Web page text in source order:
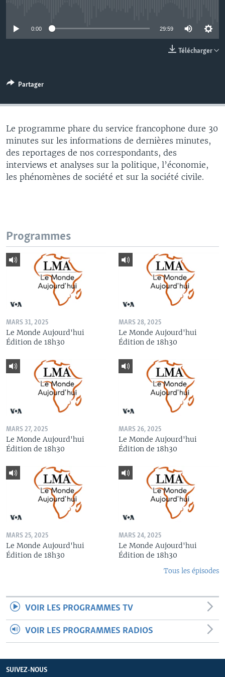
0:00 29:59
Télécharger
Partager
Le programme phare du service francophone dure 30
minutes sur les informations de dernières minutes,
des reportages de nos correspondants, des
interviews et analyses sur la politique, l’économie,
les phénomènes de société et sur la société civile.
Programmes
MARS 31, 2025
Le Monde Aujourd'hui
Édition de 18h30
MARS 28, 2025
Le Monde Aujourd'hui
Édition de 18h30
MARS 27, 2025
Le Monde Aujourd'hui
Édition de 18h30
MARS 26, 2025
Le Monde Aujourd'hui
Édition de 18h30
MARS 25, 2025
Le Monde Aujourd'hui
Édition de 18h30
MARS 24, 2025
Le Monde Aujourd'hui
Édition de 18h30
Tous les épisodes
VOIR LES PROGRAMMES TV
VOIR LES PROGRAMMES RADIOS
SUIVEZ-NOUS